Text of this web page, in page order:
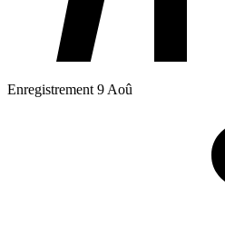
Enregistrement 9 Aoû